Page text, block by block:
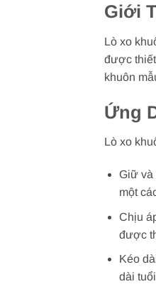
Giới
Lò xo
được
khuôn
Ứng
Lò xo
Giữ và
một
Chịu
được
Kéo
dài